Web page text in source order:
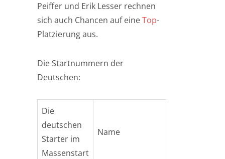
Peiffer und Erik Lesser rechnen
sich auch Chancen auf eineTop-
Platzierung aus.
Die Startnummern der
Deutschen:
Die
deutschen
Starter im
Massenstart
Name